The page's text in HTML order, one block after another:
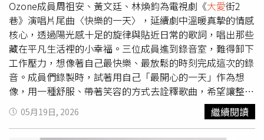
莊嚴的誓言，大家一定說到做到，為屏東帶來和平、帶來繁
榮，讓所有鄉親共同迎向幸福。
Ozone成員周祖安、黃文廷、林煥鈞為電視劇《大愛街2
巷》演唱片尾曲〈快樂的一天〉，延續劇中溫暖真摯的情感
核心，透過陽光感十足的旋律與貼近日常的歌詞，唱出那些
藏在平凡生活裡的小幸福。三位成員進到錄音室，難得卸下
工作壓力，想像著自己最快樂、最放鬆的時刻完成這次的錄
音。成員們錄製時，試著用自己「最開心的一天」作為想
像，用一種舒服、帶著笑容的方式去詮釋歌曲，希望讓整首
歌聽起來像午後陽光一樣自然溫暖。黃文廷表示這次錄音時
都會握著拳頭，有點像在為今天的自己吶喊、打氣，「感到
05月19日, 2026 繼續閱讀